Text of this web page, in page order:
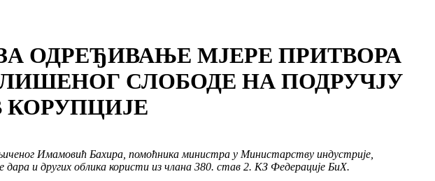
ОДРЕЂИВАЊЕ МЈЕРЕ ПРИТВОРА
СЛОБОДЕ НА ПОДРУЧЈУ
КОРУПЦИЈЕ
Имамовић Бахира, помоћника министра у Министарству индустрије,
дара и других облика користи из члана 380. став 2. КЗ Федерације БиХ.